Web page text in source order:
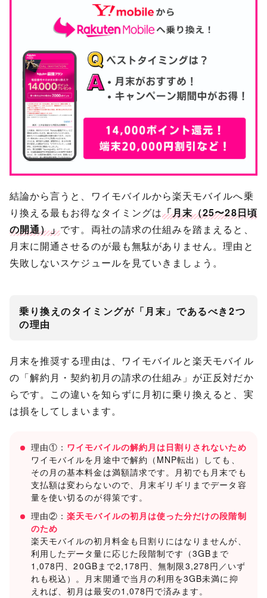
結論から言うと、ワイモバイルから楽天モバイルへ乗
り換える最もお得なタイミングは「月末（25〜28日頃
の開通）」です。両社の請求の仕組みを踏まえると、
月末に開通させるのが最も無駄がありません。理由と
失敗しないスケジュールを見ていきましょう。
乗り換えのタイミングが「月末」であるべき2つ
の理由
月末を推奨する理由は、ワイモバイルと楽天モバイル
の「解約月・契約初月の請求の仕組み」が正反対だか
らです。この違いを知らずに月初に乗り換えると、実
は損をしてしまいます。
理由①： ワイモバイルの解約月は日割りされないため
ワイモバイルを月途中で解約（MNP転出）しても、
その月の基本料金は満額請求です。月初でも月末でも
支払額は変わらないので、月末ギリギリまでデータ容
量を使い切るのが得策です。
理由②：楽天モバイルの初月は使った分だけの段階制
のため
楽天モバイルの初月料金も日割りにはなりませんが、
利用したデータ量に応じた段階制です（3GBまで
1,078円、20GBまで2,178円、無制限3,278円／いず
れも税込）。月末開通で当月の利用を3GB未満に抑
えれば、初月は最安の1,078円で済みます。